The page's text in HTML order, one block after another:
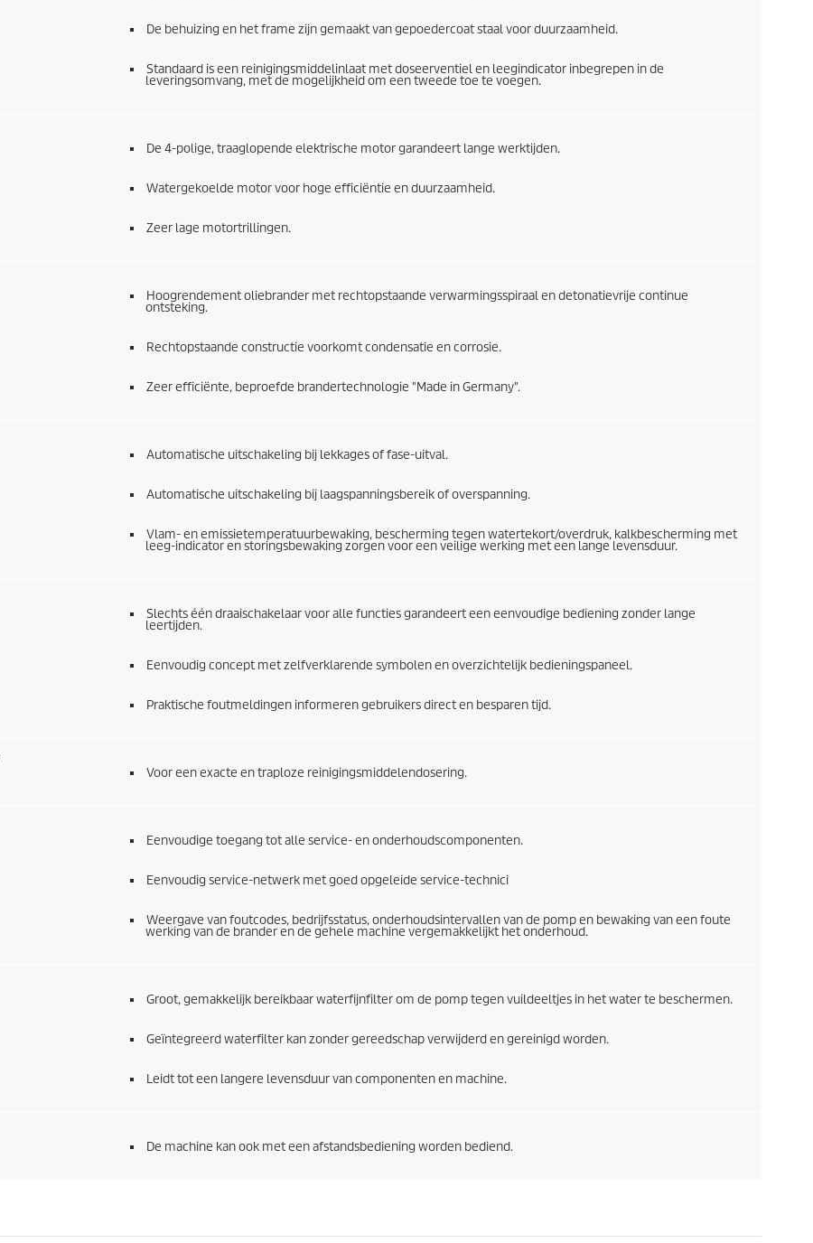
De behuizing en het frame zijn gemaakt van gepoedercoat staal voor duurzaamheid.
Standaard is een reinigingsmiddelinlaat met doseerventiel en leegindicator inbegrepen in de
leveringsomvang, met de mogelijkheid om een ​​tweede toe te voegen.
De 4-polige, traaglopende elektrische motor garandeert lange werktijden.
Watergekoelde motor voor hoge efficiëntie en duurzaamheid.
Zeer lage motortrillingen.
Hoogrendement oliebrander met rechtopstaande verwarmingsspiraal en detonatievrije continue
ontsteking.
Rechtopstaande constructie voorkomt condensatie en corrosie.
Zeer efficiënte, beproefde brandertechnologie "Made in Germany".
Automatische uitschakeling bij lekkages of fase-uitval.
Automatische uitschakeling bij laagspanningsbereik of overspanning.
Vlam- en emissietemperatuurbewaking, bescherming tegen watertekort/overdruk, kalkbescherming met
leeg-indicator en storingsbewaking zorgen voor een veilige werking met een lange levensduur.
Slechts één draaischakelaar voor alle functies garandeert een eenvoudige bediening zonder lange
leertijden.
Eenvoudig concept met zelfverklarende symbolen en overzichtelijk bedieningspaneel.
Praktische foutmeldingen informeren gebruikers direct en besparen tijd.
Voor een exacte en traploze reinigingsmiddelendosering.
Eenvoudige toegang tot alle service- en onderhoudscomponenten.
Eenvoudig service-netwerk met goed opgeleide service-technici
Weergave van foutcodes, bedrijfsstatus, onderhoudsintervallen van de pomp en bewaking van een foute
werking van de brander en de gehele machine vergemakkelijkt het onderhoud.
Groot, gemakkelijk bereikbaar waterfijnfilter om de pomp tegen vuildeeltjes in het water te beschermen.
Geïntegreerd waterfilter kan zonder gereedschap verwijderd en gereinigd worden.
Leidt tot een langere levensduur van componenten en machine.
De machine kan ook met een afstandsbediening worden bediend.